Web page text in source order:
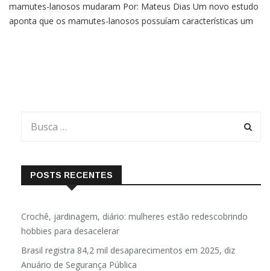
mamutes-lanosos mudaram Por: Mateus Dias Um novo estudo
aponta que os mamutes-lanosos possuíam características um
POSTS RECENTES
Crochê, jardinagem, diário: mulheres estão redescobrindo
hobbies para desacelerar
Brasil registra 84,2 mil desaparecimentos em 2025, diz
Anuário de Segurança Pública